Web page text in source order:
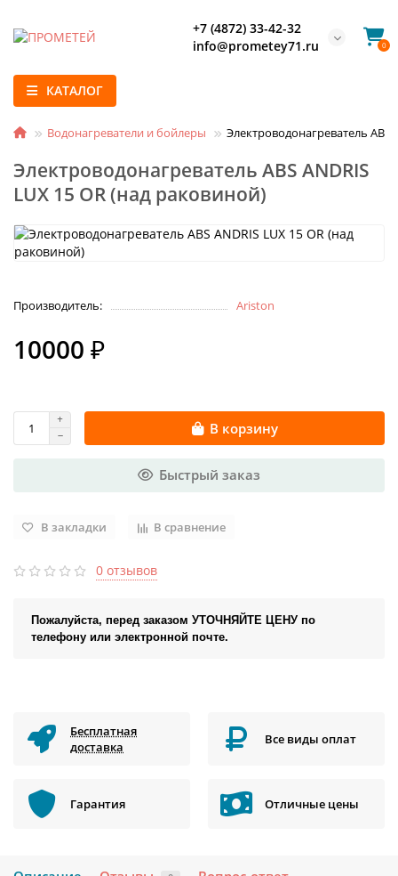
+7 (4872) 33-42-32
info@prometey71.ru
0
КАТАЛОГ
Водонагреватели и бойлеры Электроводонагреватель ABS
Электроводонагреватель ABS ANDRIS
LUX 15 OR (над раковиной)
Производитель: Ariston
10000 ₽
В корзину
Быстрый заказ
В закладки В сравнение
0 отзывов
Пожалуйста, перед заказом УТОЧНЯЙТЕ ЦЕНУ по
телефону или электронной почте.
Бесплатная
доставка
Все виды оплат
Гарантия Отличные цены